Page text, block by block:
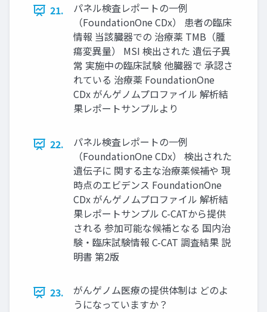
21.
パネル検査レポートの⼀例
（FoundationOne CDx） 患者の臨床
情報 当該臓器での 治療薬 TMB（腫
瘍変異量） MSI 検出された 遺伝⼦異
常 実施中の臨床試験 他臓器で 承認さ
れている 治療薬 FoundationOne
CDx がんゲノムプロファイル 解析結
果レポートサンプルより
22.
パネル検査レポートの⼀例
（FoundationOne CDx） 検出された
遺伝⼦に 関する主な治療薬候補や 現
時点のエビデンス FoundationOne
CDx がんゲノムプロファイル 解析結
果レポートサンプル C-CATから提供
される 参加可能な候補となる 国内治
験・臨床試験情報 C-CAT 調査結果 説
明書 第2版
23.
がんゲノム医療の提供体制は どのよ
うになっていますか？